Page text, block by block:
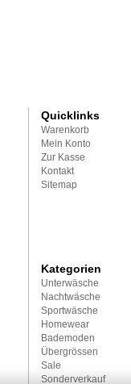
Quicklinks
Warenkorb
Mein Konto
Zur Kasse
Kontakt
Sitemap
Kategorien
Unterwäsche
Nachtwäsche
Sportwäsche
Homewear
Bademoden
Übergrössen
Sale
Sonderverkauf